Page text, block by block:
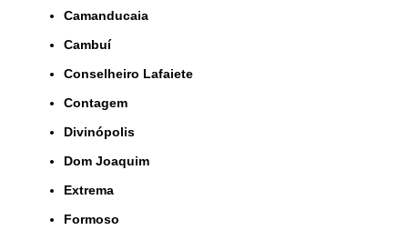
Camanducaia
Cambuí
Conselheiro Lafaiete
Contagem
Divinópolis
Dom Joaquim
Extrema
Formoso